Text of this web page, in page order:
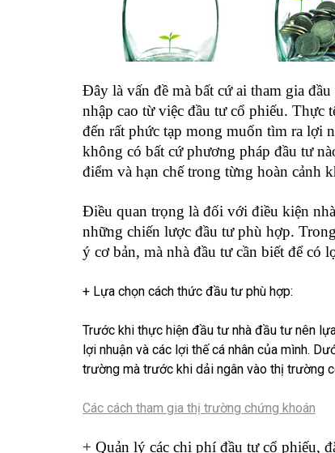
Đây là vấn đề mà bất cứ ai tham gia
nhập cao từ việc đầu tư cổ phiếu. Thực
đến rất phức tạp mong muốn tìm ra lợi
không có bất cứ phương pháp đầu tư
điểm và hạn chế trong từng hoàn cảnh
Điều quan trọng là đối với điều kiện
những chiến lược đầu tư phù hợp.
ý cơ bản, mà nhà đầu tư cần biết để có
+ Lựa chọn cách thức đầu tư phù hợp:
Trước khi thực hiện đầu tư nhà đầu tư nên
lợi nhuận và các lợi thế cá nhân của mình.
trường mà trước khi dải ngân vào thị trường
Các cách tham gia thị trường chứng khoán
+ Quản lý các chi phí đầu tư cổ phiếu,